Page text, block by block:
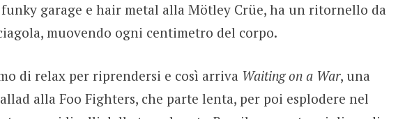
garage e hair metal alla Mötley Crüe, ha un ritornello da
muovendo ogni centimetro del corpo.
di relax per riprendersi e così arriva Waiting on a War, una
alla Foo Fighters, che parte lenta, per poi esplodere nel